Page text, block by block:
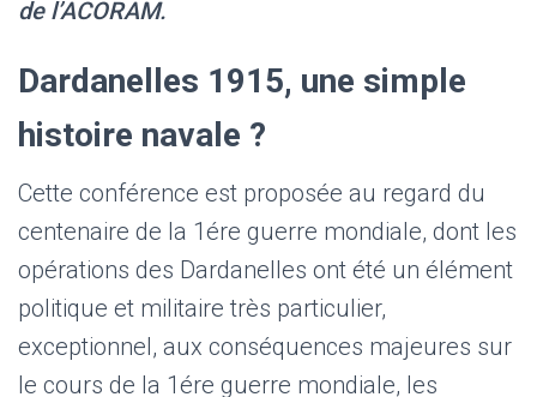
de l’ACORAM.
Dardanelles 1915, une simple
histoire navale ?
Cette conférence est proposée au regard du
centenaire de la 1ére guerre mondiale, dont les
opérations des Dardanelles ont été un élément
politique et militaire très particulier,
exceptionnel, aux conséquences majeures sur
le cours de la 1ére guerre mondiale, les